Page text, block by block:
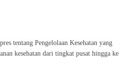
tentang Pengelolaan Kesehatan yang
kesehatan dari tingkat pusat hingga ke